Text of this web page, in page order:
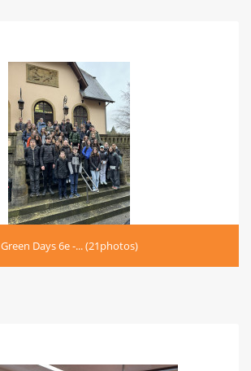
Green Days 6e -... (21photos)